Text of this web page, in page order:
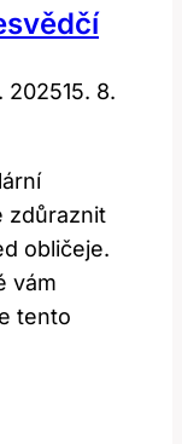
202515. 8.
zdůraznit
obličeje.
vám
tento